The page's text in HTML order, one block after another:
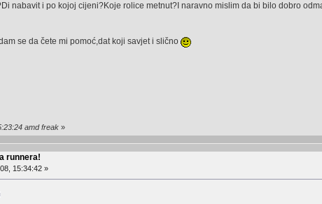
nabavit i po kojoj cijeni?Koje rolice metnut?I naravno mislim da bi bilo dobro
se da čete mi pomoć,dat koji savjet i slično
amd freak»
runnera!
15:34:42 »